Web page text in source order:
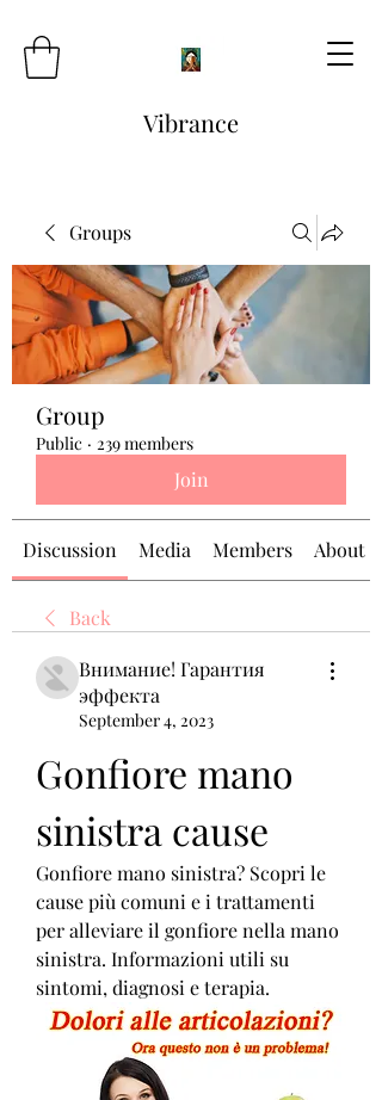
Vibrance
Groups
Group
Public · 239 members
Join
Discussion Media Members About
Back
Внимание! Гарантия
эффекта
September 4, 2023
Gonfiore mano
sinistra cause
Gonfiore mano sinistra? Scopri le
cause più comuni e i trattamenti
per alleviare il gonfiore nella mano
sinistra. Informazioni utili su
sintomi, diagnosi e terapia.